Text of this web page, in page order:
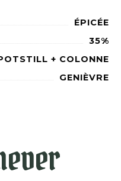
ÉPICÉE
35%
+ COLONNE
GENIÈVRE